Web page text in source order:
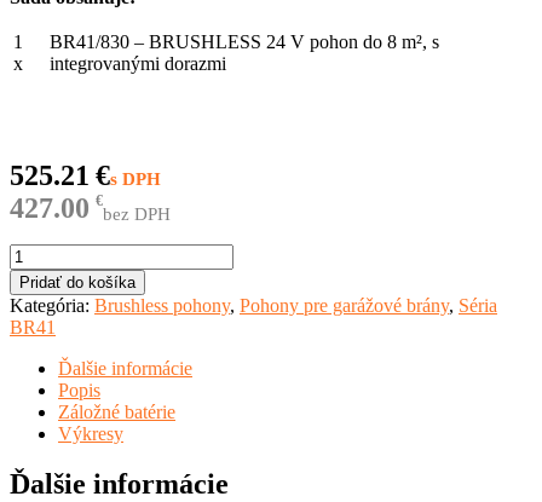
€
525.21
€
427.00 bez DPH
1
x
BR41/830 – BRUSHLESS 24 V pohon do 8 m², s
integrovanými dorazmi
množstvo
POHON
BR41/830
Pridať do košíka
Kategória: Brushless pohony, Pohony pre garážové brány, Séria
BR41
Ďalšie informácie
Popis
Záložné batérie
Výkresy
Ďalšie informácie